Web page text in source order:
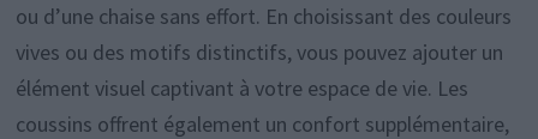
ou d’une chaise sans effort. En choisissant des couleurs
vives ou des motifs distinctifs, vous pouvez ajouter un
élément visuel captivant à votre espace de vie. Les
coussins offrent également un confort supplémentaire,